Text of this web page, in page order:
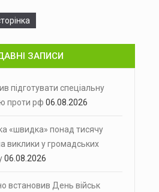
ЗАПИСИ
підготувати спеціальну
проти рф 06.08.2026
«швидка» понад тисячу
виклики у громадських
06.08.2026
встановив День військ